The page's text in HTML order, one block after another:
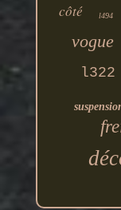
côté l494
vogue
l322